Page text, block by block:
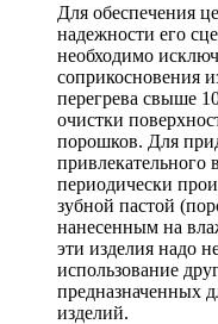
Для обеспечения
надежности его
необходимо
соприкосновения
перегрева свыше
очистки
порошков. Для
привлекательного
периодически
зубной пастой
нанесенным на
эти изделия надо
использование
предназначенных
изделий.